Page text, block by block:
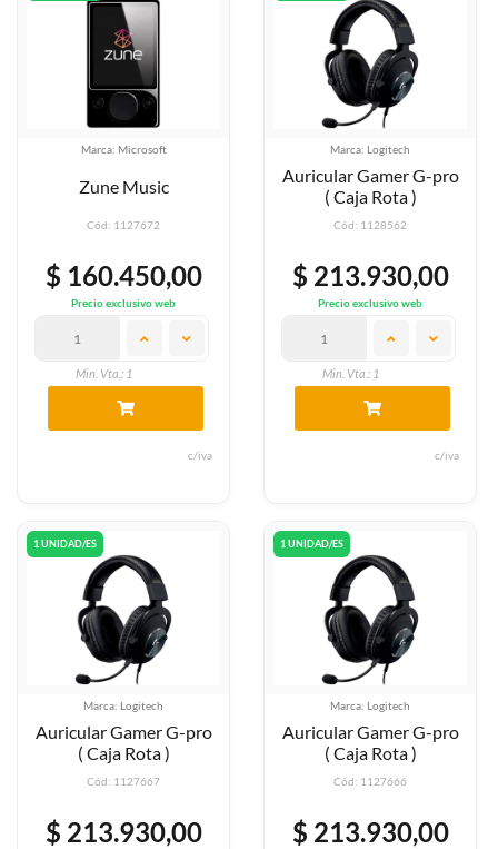
Marca: Microsoft
Zune Music
Cód: 1127672
$ 160.450,00
Precio exclusivo web
Min. Vta.: 1
c/iva
Marca: Logitech
Auricular Gamer G-pro
( Caja Rota )
Cód: 1128562
$ 213.930,00
Precio exclusivo web
Min. Vta.: 1
c/iva
1 UNIDAD/ES
Marca: Logitech
Auricular Gamer G-pro
( Caja Rota )
Cód: 1127667
$ 213.930,00
1 UNIDAD/ES
Marca: Logitech
Auricular Gamer G-pro
( Caja Rota )
Cód: 1127666
$ 213.930,00